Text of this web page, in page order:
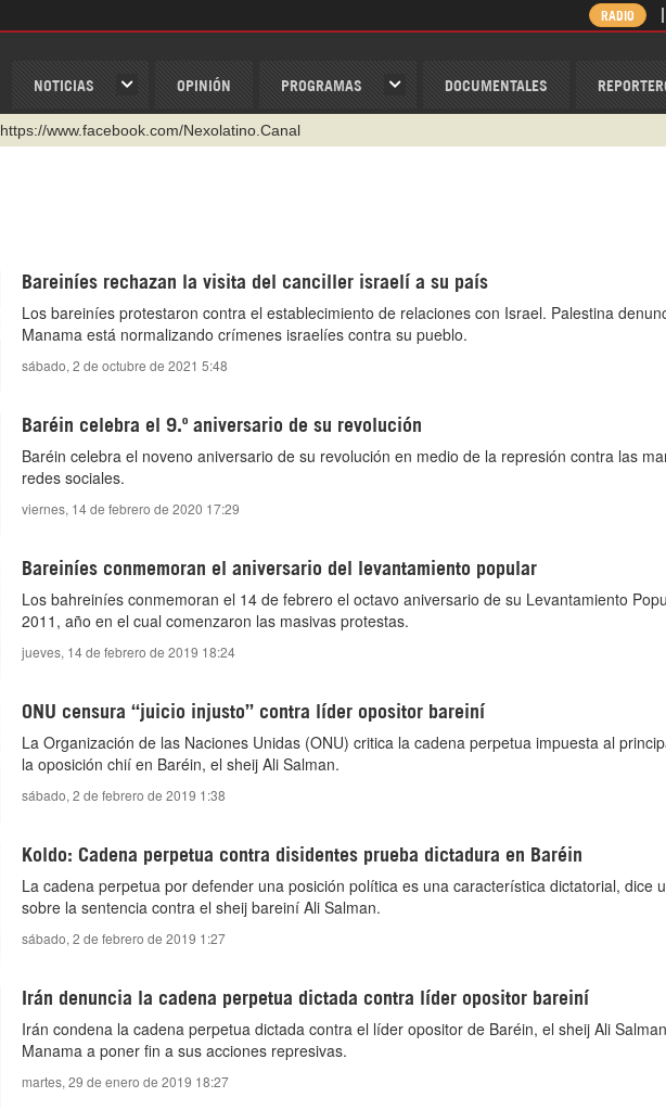
NOTICIAS OPINIÓN PROGRAMAS DOCUMENTALES
RADIO
https://www.facebook.com/Nexolatino.Canal
WhatsApp y Viber: +98 921 79 29 404
Instagram como: hispan_tv
Bareiníes rechazan la visita del canciller israelí a su país
Los bareiníes protestaron contra el establecimiento de relaciones con Israel. Palestina
Manama está normalizando crímenes israelíes contra su pueblo.
sábado, 2 de octubre de 2021 5:48
Baréin celebra el 9.º aniversario de su revolución
Baréin celebra el noveno aniversario de su revolución en medio de la represión contra las
redes sociales.
viernes, 14 de febrero de 2020 17:29
Bareiníes conmemoran el aniversario del levantamiento popular
Los bahreiníes conmemoran el 14 de febrero el octavo aniversario de su Levantamiento
2011, año en el cual comenzaron las masivas protestas.
jueves, 14 de febrero de 2019 18:24
ONU censura “juicio injusto” contra líder opositor bareiní
La Organización de las Naciones Unidas (ONU) critica la cadena perpetua impuesta al
la oposición chií en Baréin, el sheij Ali Salman.
sábado, 2 de febrero de 2019 1:38
Koldo: Cadena perpetua contra disidentes prueba dictadura en Baréin
La cadena perpetua por defender una posición política es una característica dictatorial, dice
sobre la sentencia contra el sheij bareiní Ali Salman.
sábado, 2 de febrero de 2019 1:27
Irán denuncia la cadena perpetua dictada contra líder opositor bareiní
Irán condena la cadena perpetua dictada contra el líder opositor de Baréin, el sheij Ali
Manama a poner fin a sus acciones represivas.
martes, 29 de enero de 2019 18:27